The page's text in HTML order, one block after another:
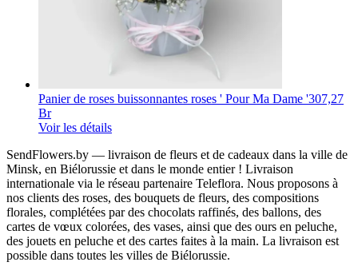
Panier de roses buissonnantes roses ' Pour Ma Dame '307,27
Br
Voir les détails
SendFlowers.by — livraison de fleurs et de cadeaux dans la ville de
Minsk, en Biélorussie et dans le monde entier ! Livraison
internationale via le réseau partenaire Teleflora. Nous proposons à
nos clients des roses, des bouquets de fleurs, des compositions
florales, complétées par des chocolats raffinés, des ballons, des
cartes de vœux colorées, des vases, ainsi que des ours en peluche,
des jouets en peluche et des cartes faites à la main. La livraison est
possible dans toutes les villes de Biélorussie.